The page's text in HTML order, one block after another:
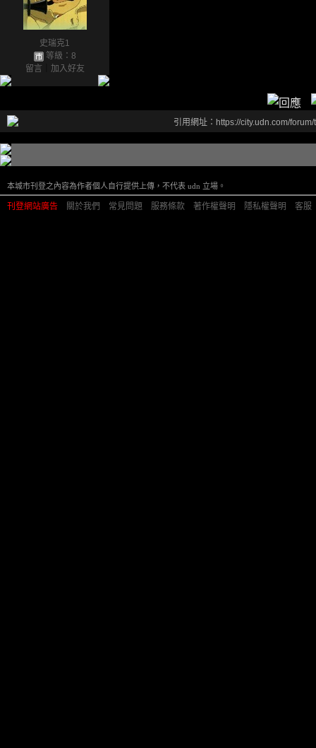
史瑞克1
等級：8
留言
加入好友
引用網址：https://city.udn.com/
本城市刊登之內容為作者個人自行提供上傳，不代表 udn 立場。
刊登網站廣告 關於我們 常見問題 服務條款 著作權聲明 隱私權聲明 客服